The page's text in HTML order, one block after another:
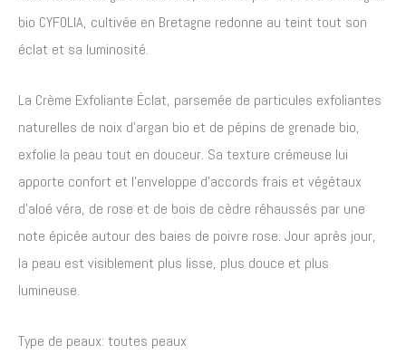
bio CYFOLIA, cultivée en Bretagne redonne au teint tout son
éclat et sa luminosité.
La Crème Exfoliante Éclat, parsemée de particules exfoliantes
naturelles de noix d’argan bio et de pépins de grenade bio,
exfolie la peau tout en douceur. Sa texture crémeuse lui
apporte confort et l’enveloppe d’accords frais et végétaux
d’aloé véra, de rose et de bois de cèdre réhaussés par une
note épicée autour des baies de poivre rose. Jour après jour,
la peau est visiblement plus lisse, plus douce et plus
lumineuse.
Type de peaux: toutes peaux